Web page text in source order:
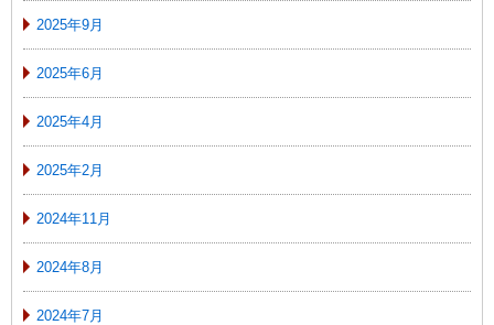
2025年9月
2025年6月
2025年4月
2025年2月
2024年11月
2024年8月
2024年7月